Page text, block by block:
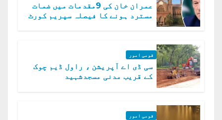
عمران خان کی 9مقدمات میں ضمات
مسترد ہونے کا فیصلہ سپریم کورٹ
قومی امور
سی ڈی اے آپریشن ، راول ڈیم چوک
کے قریب مدنی مسجدشہید
قومی امور